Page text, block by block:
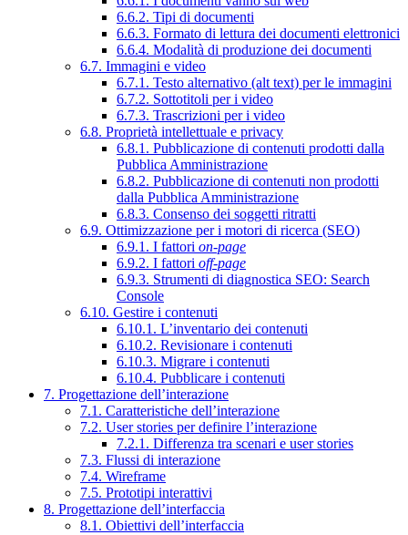
6.6.2. Tipi di documenti
6.6.3. Formato di lettura dei documenti elettronici
6.6.4. Modalità di produzione dei documenti
6.7. Immagini e video
6.7.1. Testo alternativo (alt text) per le immagini
6.7.2. Sottotitoli per i video
6.7.3. Trascrizioni per i video
6.8. Proprietà intellettuale e privacy
6.8.1. Pubblicazione di contenuti prodotti dalla
Pubblica Amministrazione
6.8.2. Pubblicazione di contenuti non prodotti
dalla Pubblica Amministrazione
6.8.3. Consenso dei soggetti ritratti
6.9. Ottimizzazione per i motori di ricerca (SEO)
6.9.1. I fattori on-page
6.9.2. I fattori off-page
6.9.3. Strumenti di diagnostica SEO: Search
Console
6.10. Gestire i contenuti
6.10.1. L’inventario dei contenuti
6.10.2. Revisionare i contenuti
6.10.3. Migrare i contenuti
6.10.4. Pubblicare i contenuti
7. Progettazione dell’interazione
7.1. Caratteristiche dell’interazione
7.2. User stories per definire l’interazione
7.2.1. Differenza tra scenari e user stories
7.3. Flussi di interazione
7.4. Wireframe
7.5. Prototipi interattivi
8. Progettazione dell’interfaccia
8.1. Obiettivi dell’interfaccia